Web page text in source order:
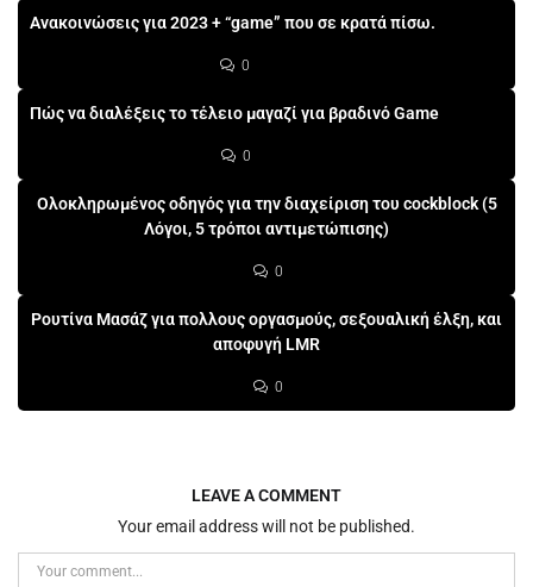
Ανακοινώσεις για 2023 + “game” που σε κρατά πίσω.
0
Πώς να διαλέξεις το τέλειο μαγαζί για βραδινό Game
0
Ολοκληρωμένος οδηγός για την διαχείριση του cockblock (5
Λόγοι, 5 τρόποι αντιμετώπισης)
0
Ρουτίνα Μασάζ για πολλους οργασμούς, σεξουαλική έλξη, και
αποφυγή LMR
0
LEAVE A COMMENT
Your email address will not be published.